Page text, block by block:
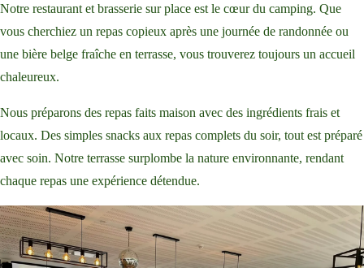
Notre restaurant et brasserie sur place est le cœur du camping. Que
vous cherchiez un repas copieux après une journée de randonnée ou
une bière belge fraîche en terrasse, vous trouverez toujours un accueil
chaleureux.
Nous préparons des repas faits maison avec des ingrédients frais et
locaux. Des simples snacks aux repas complets du soir, tout est préparé
avec soin. Notre terrasse surplombe la nature environnante, rendant
chaque repas une expérience détendue.